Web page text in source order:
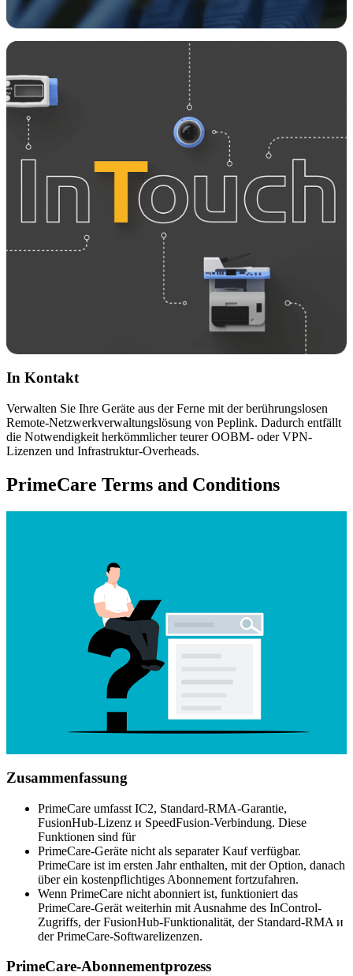
In Kontakt
Verwalten Sie Ihre Geräte aus der Ferne mit der berührungslosen
Remote-Netzwerkverwaltungslösung von Peplink. Dadurch entfällt
die Notwendigkeit herkömmlicher teurer OOBM- oder VPN-
Lizenzen und Infrastruktur-Overheads.
PrimeCare Terms and Conditions
Zusammenfassung
PrimeCare umfasst IC2, Standard-RMA-Garantie,
FusionHub-Lizenz и SpeedFusion-Verbindung. Diese
Funktionen sind für
PrimeCare-Geräte nicht als separater Kauf verfügbar.
PrimeCare ist im ersten Jahr enthalten, mit der Option, danach
über ein kostenpflichtiges Abonnement fortzufahren.
Wenn PrimeCare nicht abonniert ist, funktioniert das
PrimeCare-Gerät weiterhin mit Ausnahme des InControl-
Zugriffs, der FusionHub-Funktionalität, der Standard-RMA и
der PrimeCare-Softwarelizenzen.
PrimeCare-Abonnementprozess